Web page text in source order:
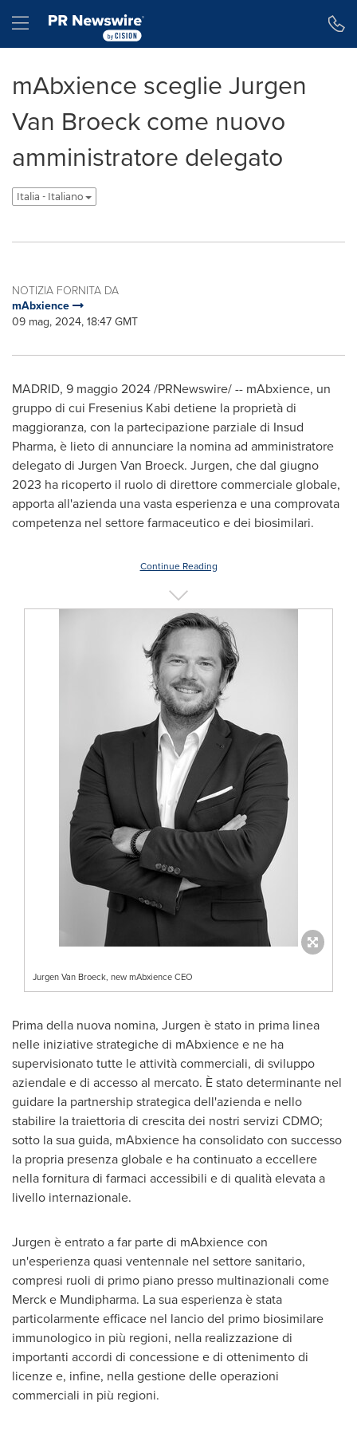
Hamburger menu
mAbxience sceglie Jurgen
Van Broeck come nuovo
amministratore delegato
Italia - Italiano
NOTIZIA FORNITA DA
mAbxience
09 mag, 2024, 18:47 GMT
MADRID, 9 maggio 2024/PRNewswire/ -- mAbxience, un
gruppo di cui Fresenius Kabi detiene la proprietà di
maggioranza, con la partecipazione parziale di Insud
Pharma, è lieto di annunciare la nomina ad amministratore
delegato di Jurgen Van Broeck. Jurgen, che dal giugno
2023 ha ricoperto il ruolo di direttore commerciale globale,
apporta all'azienda una vasta esperienza e una comprovata
competenza nel settore farmaceutico e dei biosimilari.
Continue Reading
Jurgen Van Broeck, new mAbxience CEO
Prima della nuova nomina, Jurgen è stato in prima linea
nelle iniziative strategiche di mAbxience e ne ha
supervisionato tutte le attività commerciali, di sviluppo
aziendale e di accesso al mercato. È stato determinante nel
guidare la partnership strategica dell'azienda e nello
stabilire la traiettoria di crescita dei nostri servizi CDMO;
sotto la sua guida, mAbxience ha consolidato con successo
la propria presenza globale e ha continuato a eccellere
nella fornitura di farmaci accessibili e di qualità elevata a
livello internazionale.
Jurgen è entrato a far parte di mAbxience con
un'esperienza quasi ventennale nel settore sanitario,
compresi ruoli di primo piano presso multinazionali come
Merck e Mundipharma. La sua esperienza è stata
particolarmente efficace nel lancio del primo biosimilare
immunologico in più regioni, nella realizzazione di
importanti accordi di concessione e di ottenimento di
licenze e, infine, nella gestione delle operazioni
commerciali in più regioni.